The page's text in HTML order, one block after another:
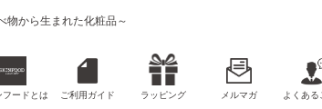
物から生まれた化粧品～
フードとは ご利用ガイド ラッピング メルマガ よくある